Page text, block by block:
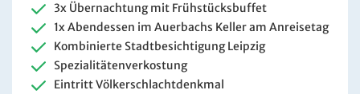
3x Übernachtung mit Frühstücksbuffet
1x Abendessen im Auerbachs Keller am Anreisetag
Kombinierte Stadtbesichtigung Leipzig
Spezialitätenverkostung
Eintritt Völkerschlachtdenkmal